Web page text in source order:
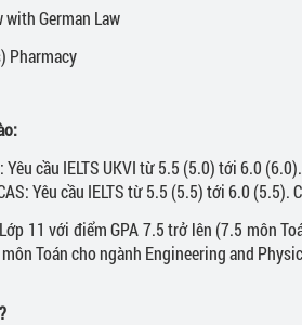
with German Law
Pharmacy
Yêu cầu IELTS UKVI từ 5.5 (5.0) tới 6.0
Yêu cầu IELTS từ 5.5 (5.5) tới 6.0 (5.5).
11 với điểm GPA 7.5 trở lên (7.5 môn
Toán cho ngành Engineering and